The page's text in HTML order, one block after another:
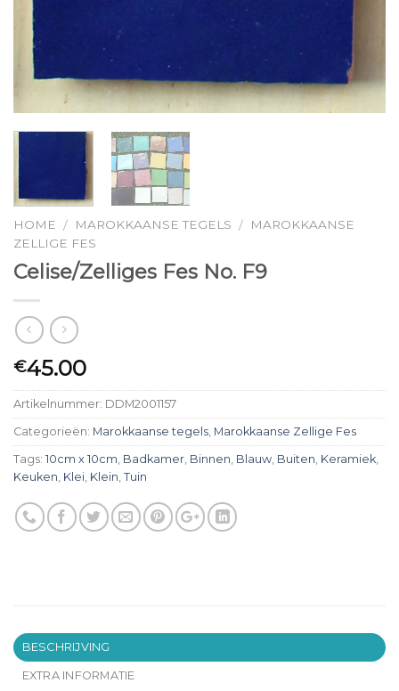
HOME / MAROKKAANSE TEGELS /
MAROKKAANSE
ZELLIGE FES
Celise/Zelliges Fes No. F9
€45.00
Artikelnummer: DDM2001157
Categorieën: Marokkaanse tegels, Marokkaanse Zellige Fes
Tags: 10cm x 10cm, Badkamer, Binnen, Blauw, Buiten, Keramiek,
Keuken, Klei, Klein, Tuin
BESCHRIJVING
EXTRA INFORMATIE